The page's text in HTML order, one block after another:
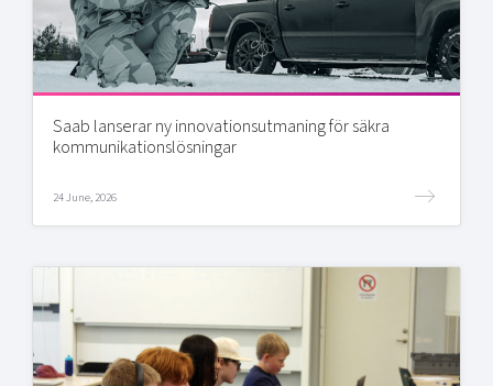
Saab lanserar ny innovationsutmaning för säkra
kommunikationslösningar
24 June, 2026